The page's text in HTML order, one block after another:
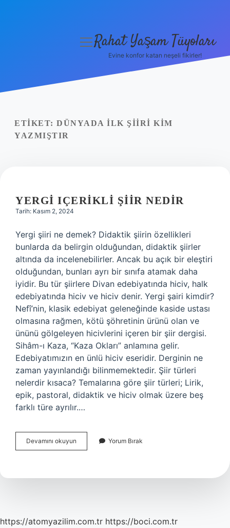
Yasal Uyarı
menüyü
Rahat Yaşam Tüyoları
Evine konfor katan neşeli fikirler!
ETIKET: DÜNYADA ILK ŞIIRI KIM
YAZMIŞTIR
YERGI IÇERIKLI ŞIIR NEDIR
Tarih: Kasım 2, 2024
Yergi şiiri ne demek? Didaktik şiirin özellikleri
bunlarda da belirgin olduğundan, didaktik şiirler
altında da incelenebilirler. Ancak bu açık bir eleştiri
olduğundan, bunları ayrı bir sınıfa atamak daha
iyidir. Bu tür şiirlere Divan edebiyatında hiciv, halk
edebiyatında hiciv ve hiciv denir. Yergi şairi kimdir?
Nefî’nin, klasik edebiyat geleneğinde kaside ustası
olmasına rağmen, kötü şöhretinin ürünü olan ve
ününü gölgeleyen hicivlerini içeren bir şiir dergisi.
Sihâm-ı Kaza, “Kaza Okları” anlamına gelir.
Edebiyatımızın en ünlü hiciv eseridir. Derginin ne
zaman yayınlandığı bilinmemektedir. Şiir türleri
nelerdir kısaca? Temalarına göre şiir türleri; Lirik,
epik, pastoral, didaktik ve hiciv olmak üzere beş
farklı türe ayrılır.…
Devamını okuyun
Içerikli
Yorum Bırak
https://atomyazilim.com.tr https://boci.com.tr